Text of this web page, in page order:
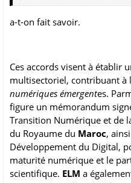
a-t-on fait savoir.
Ces accords visent à établir
multisectoriel, contribuant à
numériques émergentes.
figure un mémorandum
Transition Numérique et de
du Royaume du Maroc,
Développement du Digital,
maturité numérique et le
scientifique. ELM a